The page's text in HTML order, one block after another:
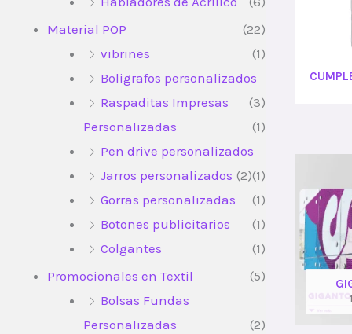
Material POP
(22)
vibrines
(1)
Boligrafos personalizados
(3)
Raspaditas Impresas
Personalizadas
(1)
Pen drive personalizados
(1)
Jarros personalizados (2)
Gorras personalizadas
(1)
Botones publicitarios
(1)
Colgantes
(1)
Promocionales en Textil
(5)
Bolsas Fundas
Personalizadas
(2)